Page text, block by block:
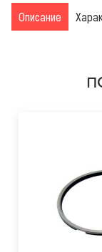
Описание